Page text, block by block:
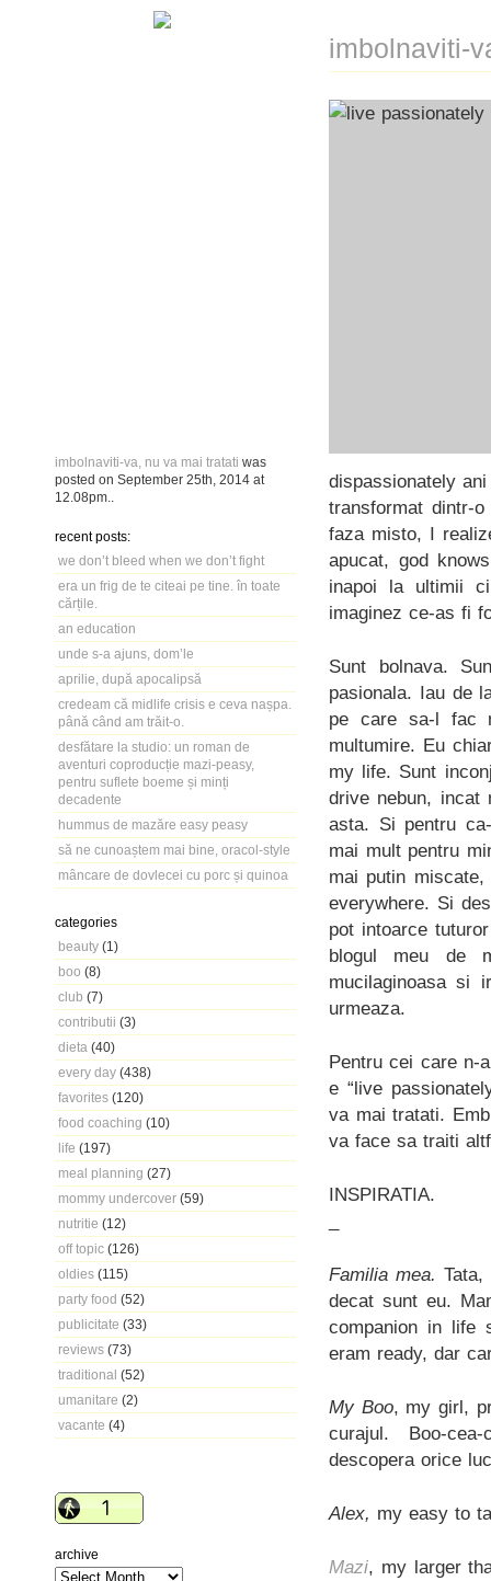
imbolnaviti-va, nu va mai tratati was
posted on September 25th, 2014 at
12.08pm
recent posts:
we don’t bleed when we don’t fight
era un frig de te citeai pe tine. în toate
cărțile.
an education
unde s-a ajuns, dom’le
aprilie, după apocalipsă
credeam că midlife crisis e ceva nașpa.
până când am trăit-o.
desfătare la studio: un roman de
aventuri coproducție mazi-peasy,
pentru suflete boeme și minți
decadente
hummus de mazăre easy peasy
să ne cunoaștem mai bine, oracol-style
mâncare de dovlecei cu porc și quinoa
categories
beauty (1)
boo (8)
club (7)
contributii (3)
dieta (40)
every day (438)
favorites (120)
food coaching (10)
life (197)
meal planning (27)
mommy undercover (59)
nutritie (12)
off topic (126)
oldies (115)
party food (52)
publicitate (33)
reviews (73)
traditional (52)
umanitare (2)
vacante (4)
archive
imbolnaviti-
dispassionately
transformat dintr-
faza misto, I
apucat, god
inapoi la ultimii
imaginez ce-as fi
Sunt bolnava.
pasionala. Iau de
pe care sa-l fac
multumire. Eu
my life. Sunt
drive nebun, incat
asta. Si pentru
mai mult pentru
mai putin
everywhere. Si
pot intoarce
blogul meu de
mucilaginoasa si
urmeaza.
Pentru cei care n-
e “live
va mai tratati.
va face sa traiti
INSPIRATIA.
Familia mea.
decat sunt eu.
companion in life
eram ready, dar
My Boo, my girl,
curajul. Boo-
descopera orice
Alex, my easy to
Mazi, my larger